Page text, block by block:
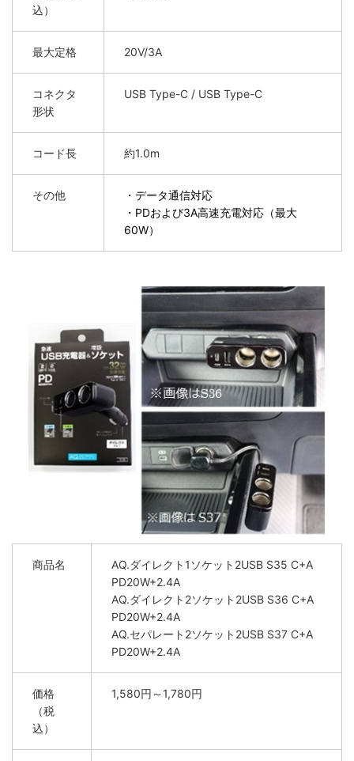
込）
最大定格 20V/3A
コネクタ
形状
USB Type-C / USB Type-C
コード長 約1.0m
その他
・データ通信対応
・PDおよび3A高速充電対応（最大
60W）
商品名
AQ.ダイレクト1ソケット2USB S35 C+A
PD20W+2.4A
AQ.ダイレクト2ソケット2USB S36 C+A
PD20W+2.4A
AQ.セパレート2ソケット2USB S37 C+A
PD20W+2.4A
価格
（税
込）
1,580円～1,780円